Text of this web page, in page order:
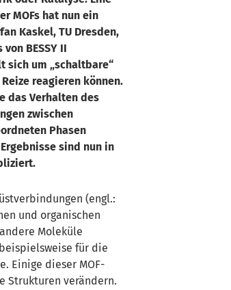
MOFs hat nun ein
Kaskel, TU Dresden,
BESSY II
sich um „schaltbare“
reagieren können.
das Verhalten des
zwischen
Phasen
sind nun in
(engl.:
und organischen
Moleküle
für die
Einige dieser MOF-
Strukturen verändern.